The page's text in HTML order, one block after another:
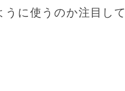
に使うのか注目して